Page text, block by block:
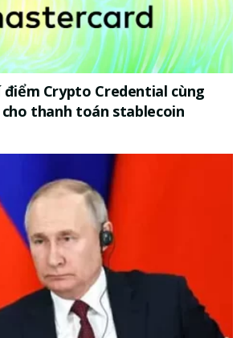
Crypto Credential cùng
thanh toán stablecoin